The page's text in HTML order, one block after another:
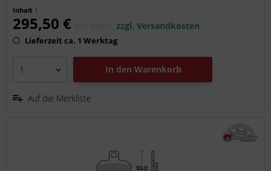
Inhalt 1
295,50 € inkl. MwSt.zzgl. Versandkosten
Lieferzeit ca. 1 Werktag
In den Warenkorb
Auf die Merkliste